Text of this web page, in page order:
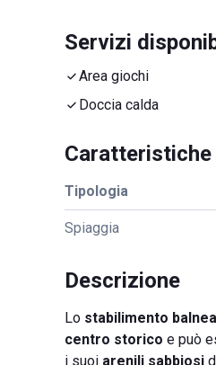
Servizi
Area giochi
Doccia calda
Caratteristiche
Tipologia
Spiaggia
Descrizione
Lo stabilimento
centro storico e può
i suoi arenili sabbiosi